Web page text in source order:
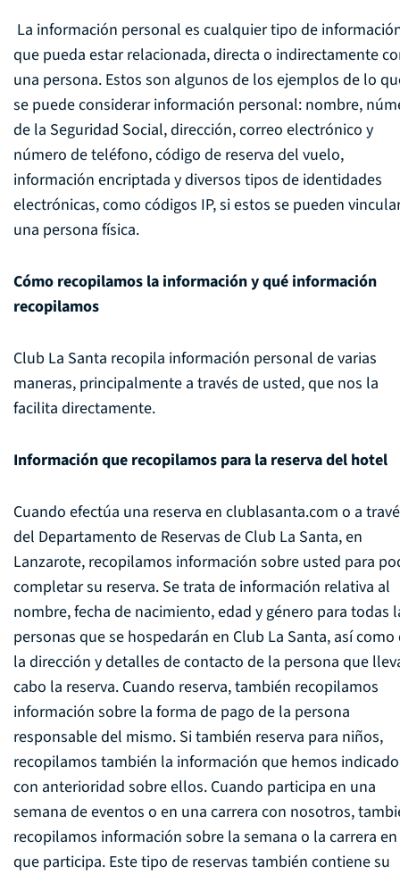
La información personal es cualquier tipo de
que pueda estar relacionada, directa o indirectamente
una persona. Estos son algunos de los ejemplos de lo
se puede considerar información personal: nombre,
de la Seguridad Social, dirección, correo electrónico y
número de teléfono, código de reserva del vuelo,
información encriptada y diversos tipos de identidades
electrónicas, como códigos IP, si estos se pueden
una persona física.
Cómo recopilamos la información y qué información
recopilamos
Club La Santa recopila información personal de varias
maneras, principalmente a través de usted, que nos la
facilita directamente.
Información que recopilamos para la reserva del hotel
Cuando efectúa una reserva en clublasanta.com o a
del Departamento de Reservas de Club La Santa, en
Lanzarote, recopilamos información sobre usted para
completar su reserva. Se trata de información relativa al
nombre, fecha de nacimiento, edad y género para todas
personas que se hospedarán en Club La Santa, así como
la dirección y detalles de contacto de la persona que
cabo la reserva. Cuando reserva, también recopilamos
información sobre la forma de pago de la persona
responsable del mismo. Si también reserva para niños,
recopilamos también la información que hemos indicado
con anterioridad sobre ellos. Cuando participa en una
semana de eventos o en una carrera con nosotros,
recopilamos información sobre la semana o la carrera
que participa. Este tipo de reservas también contiene su